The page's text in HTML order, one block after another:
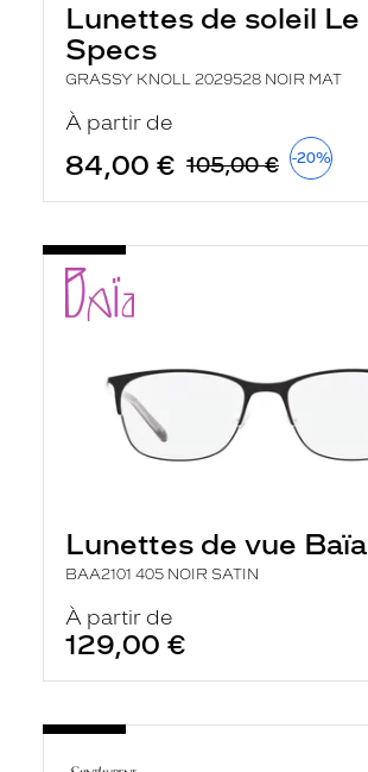
Lunettes de soleil Le
Specs
GRASSY KNOLL 2029528 NOIR MAT
À partir de
84,00 € 105,00 € -20%
Lunettes de vue Baïa
BAA2101 405 NOIR SATIN
À partir de
129,00 €